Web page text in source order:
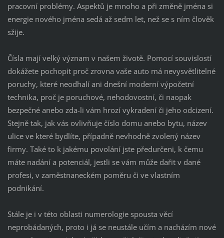
pracovní problémy. Aspektů je mnoho a při změně jména si
energie nového jména sedá až sedm let, než se s ním člověk
sžije.
Čísla mají velký význam v našem životě. Pomocí souvislostí
dokážete pochopit proč zrovna vaše auto má nevysvětlitelné
poruchy, které neodhalí ani dnešní moderní výpočetní
technika, proč je poruchové, nehodovostní, či naopak
bezpečné anebo zda-li vám hrozí vykradení či jeho odcizení.
Stejně tak, jak vás ovlivňuje číslo domu anebo bytu, název
ulice ve které bydlíte, případně nevhodně zvolený název
firmy. Také to k jakému povolání jste předurčeni, k čemu
máte nadání a potenciál, jestli se vám může dařit v dané
profesi, v zaměstnaneckém poměru či ve vlastním
podnikání.
Stále je i v této oblasti numerologie spousta věcí
neprobádaných, proto i já se neustále učím a nacházím nové